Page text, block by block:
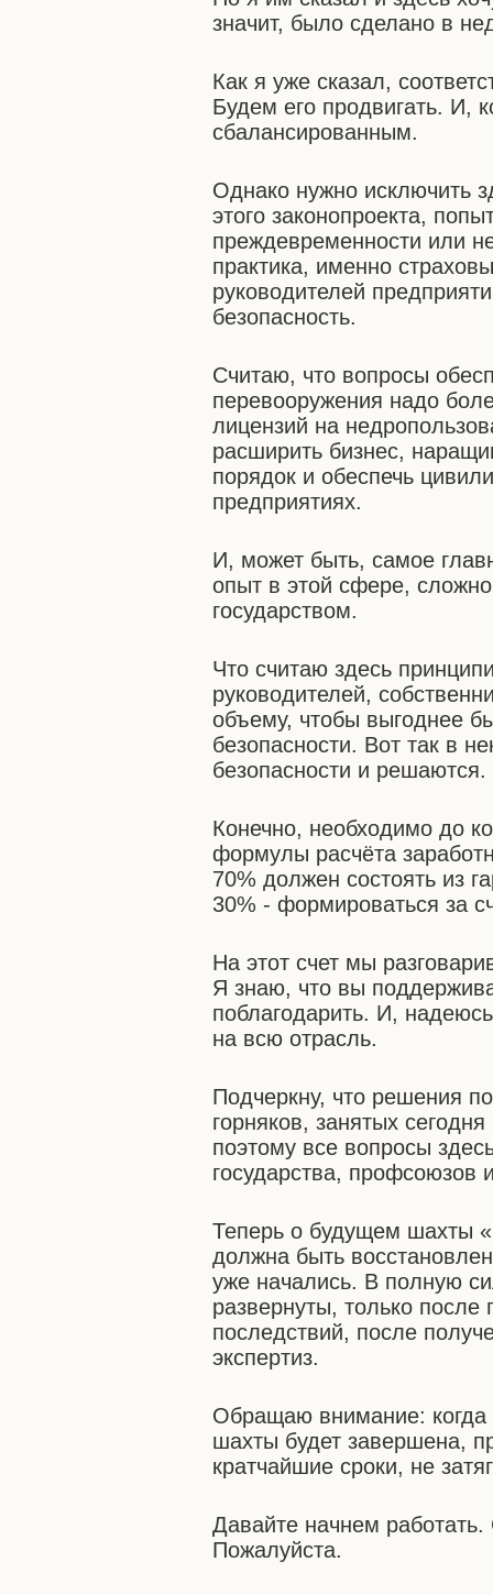
значит, было сделано в
Как я уже сказал,
Будем его продвигать. И,
сбалансированным.
Однако нужно исключить
этого законопроекта,
преждевременности или
практика, именно
руководителей
безопасность.
Считаю, что вопросы
перевооружения надо
лицензий на
расширить бизнес,
порядок и обеспечь
предприятиях.
И, может быть, самое
опыт в этой сфере,
государством.
Что считаю здесь
руководителей,
объему, чтобы выгоднее
безопасности. Вот так в
безопасности и решаются.
Конечно, необходимо до
формулы расчёта
70% должен состоять из
30% - формироваться за
На этот счет мы
Я знаю, что вы
поблагодарить. И,
на всю отрасль.
Подчеркну, что решения
горняков, занятых
поэтому все вопросы
государства, профсоюзов
Теперь о будущем шахты
должна быть
уже начались. В полную
развернуты, только
последствий, после
экспертиз.
Обращаю внимание: когда
шахты будет завершена,
кратчайшие сроки, не
Давайте начнем
Пожалуйста.